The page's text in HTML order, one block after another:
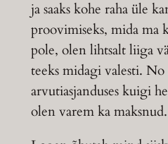
ja saaks kohe raha üle
proovimiseks, mida ma
pole, olen lihtsalt liiga
teeks midagi valesti. No
arvutiasjanduses kuigi
olen varem ka maksnud.